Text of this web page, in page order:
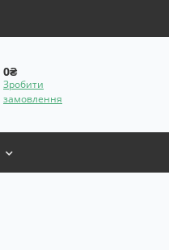
0₴
Зробити
замовлення